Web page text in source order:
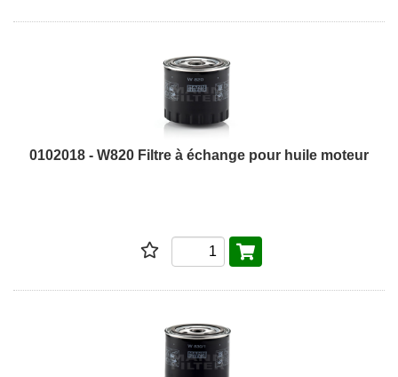
0102018 - W820 Filtre à échange pour huile moteur